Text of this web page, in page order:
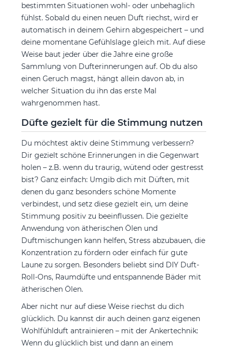
bestimmten Situationen wohl- oder unbehaglich
fühlst. Sobald du einen neuen Duft riechst, wird er
automatisch in deinem Gehirn abgespeichert – und
deine momentane Gefühlslage gleich mit. Auf diese
Weise baut jeder über die Jahre eine große
Sammlung von Dufterinnerungen auf. Ob du also
einen Geruch magst, hängt allein davon ab, in
welcher Situation du ihn das erste Mal
wahrgenommen hast.
Düfte gezielt für die Stimmung nutzen
Du möchtest aktiv deine Stimmung verbessern?
Dir gezielt schöne Erinnerungen in die Gegenwart
holen – z.B. wenn du traurig, wütend oder gestresst
bist? Ganz einfach: Umgib dich mit Düften, mit
denen du ganz besonders schöne Momente
verbindest, und setz diese gezielt ein, um deine
Stimmung positiv zu beeinflussen. Die gezielte
Anwendung von ätherischen Ölen und
Duftmischungen kann helfen, Stress abzubauen, die
Konzentration zu fördern oder einfach für gute
Laune zu sorgen. Besonders beliebt sind DIY Duft-
Roll-Ons, Raumdüfte und entspannende Bäder mit
ätherischen Ölen.
Aber nicht nur auf diese Weise riechst du dich
glücklich. Du kannst dir auch deinen ganz eigenen
Wohlfühlduft antrainieren – mit der Ankertechnik:
Wenn du glücklich bist und dann an einem